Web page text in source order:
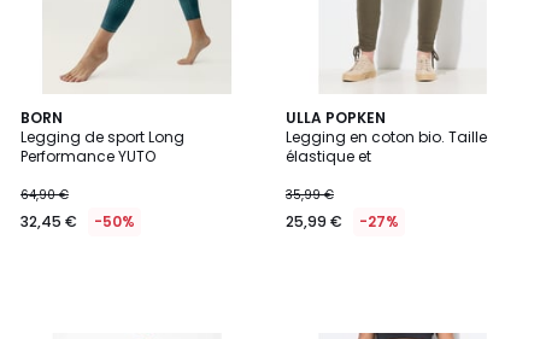
BORN
Legging de sport Long
Performance YUTO
64,90 €
32,45 € -50%
ULLA POPKEN
Legging en coton bio. Taille
élastique et
35,99 €
25,99 € -27%